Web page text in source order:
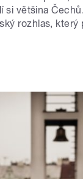
si většina
rozhlas,